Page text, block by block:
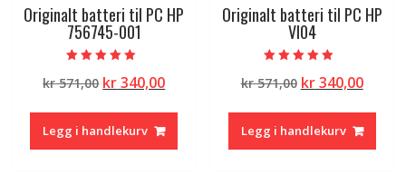
Originalt batteri til PC HP
756745-001
5.00
av 5
kr571,00 Opprinnelig
var:
kr 571,00.
kr340,00Nåværende
kr 340,00.
Legg i handlekurv
Originalt batteri til PC HP
VI04
4.50
av 5
kr571,00 Opprinnelig
var:
kr 571,00.
kr340,00
kr
Legg i handlekurv